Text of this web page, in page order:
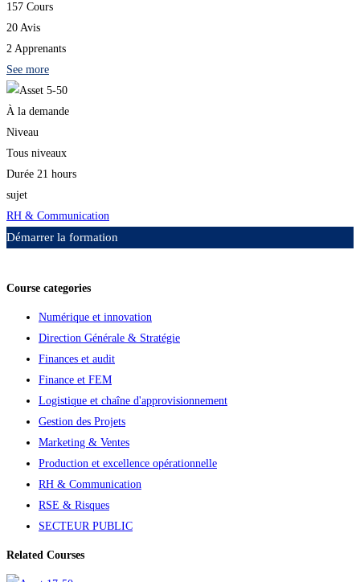
157 Cours
20 Avis
2 Apprenants
See more
À la demande
Niveau
Tous niveaux
Durée 21 hours
sujet
RH & Communication
Démarrer la formation
Course categories
Numérique et innovation
Direction Générale & Stratégie
Finances et audit
Finance et FEM
Logistique et chaîne d'approvisionnement
Gestion des Projets
Marketing & Ventes
Production et excellence opérationnelle
RH & Communication
RSE & Risques
SECTEUR PUBLIC
Related Courses